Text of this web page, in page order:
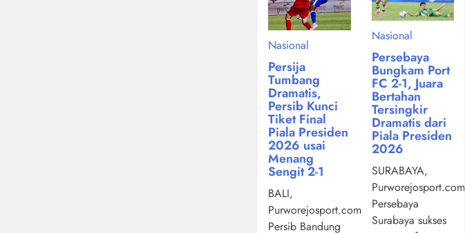
Nasional
Persija
Tumbang
Dramatis,
Persib Kunci
Tiket Final
Piala Presiden
2026 usai
Menang
Sengit 2-1
BALI,
Purworejosport.com,
Persib Bandung
Nasional
Persebaya
Bungkam Port
FC 2-1, Juara
Bertahan
Tersingkir
Dramatis dari
Piala Presiden
2026
SURABAYA,
Purworejosport.com,
Persebaya
Surabaya sukses